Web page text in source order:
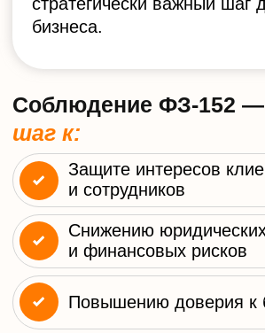
Медицинские и образовательные
учреждения
Государственные учреждения
Финансовые организации
IT-компании и
разработчики ПО
Любая организация, обрабатывающая
персональные данные, обязана
соблюдать требования ФЗ-152.
штрафам, блокировке сайта и
репутационным рискам.